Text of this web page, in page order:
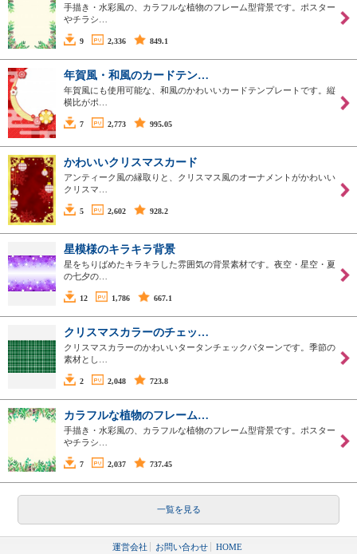
手描き・水彩風の、カラフルな植物のフレーム型背景です。ポスター
やチラシ…
9 2,336 849.1
年賀風・和風のカードテン…
年賀風にも使用可能な、和風のかわいいカードテンプレートです。縦
横比がポ…
7 2,773 995.05
かわいいクリスマスカード
アンティーク風の縁取りと、クリスマス風のオーナメントがかわいい
クリスマ…
5 2,602 928.2
星模様のキラキラ背景
星をちりばめたキラキラした雰囲気の背景素材です。夜空・星空・夏
の七夕の…
12 1,786 667.1
クリスマスカラーのチェッ…
クリスマスカラーのかわいいタータンチェックパターンです。季節の
素材とし…
2 2,048 723.8
カラフルな植物のフレーム…
手描き・水彩風の、カラフルな植物のフレーム型背景です。ポスター
やチラシ…
7 2,037 737.45
一覧を見る
運営会社 お問い合わせ HOME